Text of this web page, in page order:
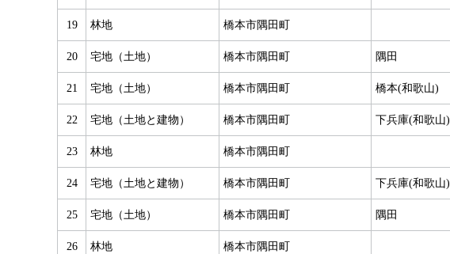
19 林地 橋本市隅田町
20 宅地（土地） 橋本市隅田町 隅田
21 宅地（土地） 橋本市隅田町 橋本(和歌山)
22 宅地（土地と建物） 橋本市隅田町 下兵庫(和歌山)
23 林地 橋本市隅田町
24 宅地（土地と建物） 橋本市隅田町 下兵庫(和歌山)
25 宅地（土地） 橋本市隅田町 隅田
26 林地 橋本市隅田町